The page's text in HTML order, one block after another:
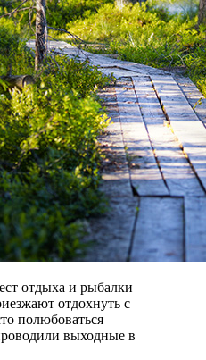
отдыха и рыбалки
отдохнуть с
полюбоваться
выходные в